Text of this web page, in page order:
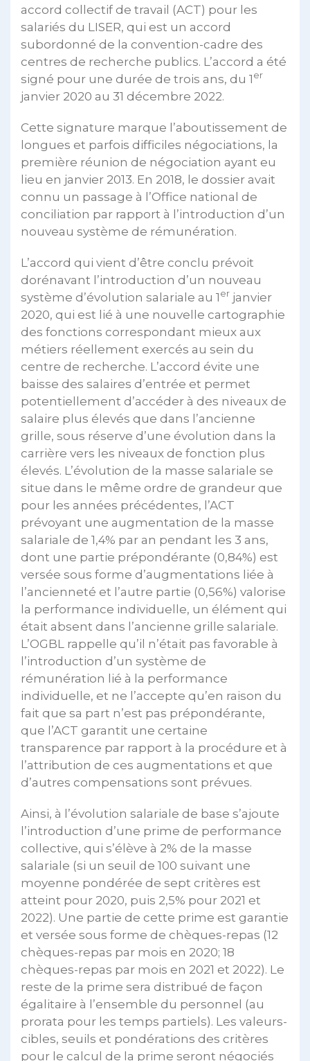
accord collectif de travail (ACT) pour les
salariés du LISER, qui est un accord
subordonné de la convention-cadre des
centres de recherche publics. L’accord a été
signé pour une durée de trois ans, du 1 er
janvier 2020 au 31 décembre 2022.
Cette signature marque l’aboutissement de
longues et parfois difficiles négociations, la
première réunion de négociation ayant eu
lieu en janvier 2013. En 2018, le dossier avait
connu un passage à l’Office national de
conciliation par rapport à l’introduction d’un
nouveau système de rémunération.
L’accord qui vient d’être conclu prévoit
dorénavant l’introduction d’un nouveau
système d’évolution salariale au 1 er janvier
2020, qui est lié à une nouvelle cartographie
des fonctions correspondant mieux aux
métiers réellement exercés au sein du
centre de recherche. L’accord évite une
baisse des salaires d’entrée et permet
potentiellement d’accéder à des niveaux de
salaire plus élevés que dans l’ancienne
grille, sous réserve d’une évolution dans la
carrière vers les niveaux de fonction plus
élevés. L’évolution de la masse salariale se
situe dans le même ordre de grandeur que
pour les années précédentes, l’ACT
prévoyant une augmentation de la masse
salariale de 1,4% par an pendant les 3 ans,
dont une partie prépondérante (0,84%) est
versée sous forme d’augmentations liée à
l’ancienneté et l’autre partie (0,56%) valorise
la performance individuelle, un élément qui
était absent dans l’ancienne grille salariale.
L’OGBL rappelle qu’il n’était pas favorable à
l’introduction d’un système de
rémunération lié à la performance
individuelle, et ne l’accepte qu’en raison du
fait que sa part n’est pas prépondérante,
que l’ACT garantit une certaine
transparence par rapport à la procédure et à
l’attribution de ces augmentations et que
d’autres compensations sont prévues.
Ainsi, à l’évolution salariale de base s’ajoute
l’introduction d’une prime de performance
collective, qui s’élève à 2% de la masse
salariale (si un seuil de 100 suivant une
moyenne pondérée de sept critères est
atteint pour 2020, puis 2,5% pour 2021 et
2022). Une partie de cette prime est garantie
et versée sous forme de chèques-repas (12
chèques-repas par mois en 2020; 18
chèques-repas par mois en 2021 et 2022). Le
reste de la prime sera distribué de façon
égalitaire à l’ensemble du personnel (au
prorata pour les temps partiels). Les valeurs-
cibles, seuils et pondérations des critères
pour le calcul de la prime seront négociés